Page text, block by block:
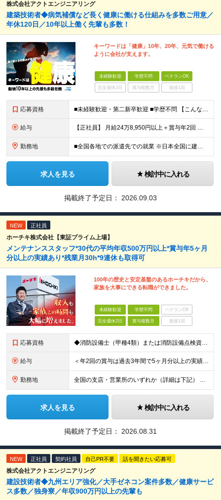
株式会社アクトエンジニアリング
建築技術者◆病気補償など長く健康に働ける仕組みを多数ご用意／
年休120日／10年以上働く先輩も多数！
キーワードは「健康」10年、20年、元気で働ける
ように会社が支えます。
未経験歓迎 学歴不問 ベテランOK
完全週休2日 賞与複数月 面接1回
応募資格 ■未経験歓迎・第二新卒歓迎 ■学歴不問 【こんな方はぜひご応募ください】 ■大手ゼネコンのプロジェクトに関わってみたい ■福利厚生が整った会社で働きたい ■年収アップを狙いたい ■スケールの大きな仕
給与 【正社員】 月給24万8,950円以上＋賞与年2回 ※年齢・経験・スキル等を考慮の上、当社規定により決定します。 ※残業代、通勤交通費は別途全額支給しています。 【契約社員】 月給28万2,080円
勤務地 ■全国各地での派遣先での就業 ※日本全国に建設技術者のニーズがあります。U・Iターン希望の方も歓迎しておりますので、ご希望を気軽にお聞かせください。 ◆本社／東京都港区赤坂3-8-15 THE AK
求人を見る 検討中に入れる
掲載終了予定日： 2026.09.03
NEW 正社員
ホーチキ株式会社【東証プライム上場】
メンテナンススタッフ*30代の平均年収500万円以上*賞与年5ヶ月
分以上の実績あり*残業月30h*9連休も取得可
100年の歴史と安定基盤のあるホーチキだから、
家族を大事にできる転職ができました。
未経験歓迎 学歴不問 ベテランOK
完全週休2日 賞与複数月 面接1回
応募資格 ◆消防設備士（甲種4類）または消防設備点検資格者の資格を保有している方 ◆学歴不問
給与 ＜年2回の賞与は過去3年間で5ヶ月分以上の実績あり！＞ 月給21万1000円以上＋賞与年2回 ※上記は基本給です。別途、各種手当を支給いたします ※経験・能力を考慮の上、当社規程により優遇いたしま
勤務地 全国の支店・営業所のいずれか（詳細は下記） ※入社直後はお住まいから通える範囲の支店・営業所に配属 （入社直後の転勤はありません） ※U・Iターン歓迎（社宅・独身寮完備） ＜北海道・東北エリア＞
求人を見る 検討中に入れる
掲載終了予定日： 2026.08.31
NEW 正社員 契約社員 自己PR不要 話を聞きたい応募可
株式会社アクトエンジニアリング
建設技術者◆九州エリア強化／大手ゼネコン案件多数／健康サービ
ス多数／独身寮／年収900万円以上の先輩も